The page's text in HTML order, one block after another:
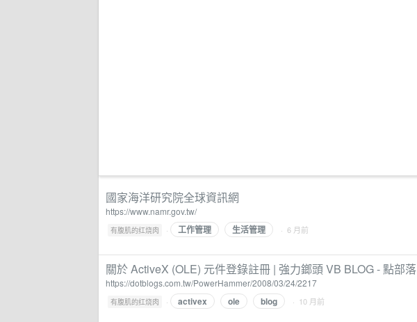
國家海洋研究院全球資訊網
https://www.namr.gov.tw/
有腹肌的红烧肉 · 工作管理 生活管理 · 6 月前
關於 ActiveX (OLE) 元件登錄註冊 | 強力鎯頭 VB BLOG - 點部落
https://dotblogs.com.tw/PowerHammer/2008/03/24/2217
有腹肌的红烧肉 · activex ole blog · 10 月前